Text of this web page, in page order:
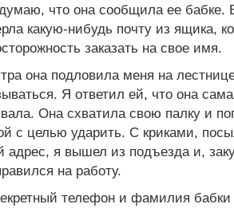
что она сообщила ее бабке.
какую-нибудь почту из ящика,
заказать на свое имя.
она подловила меня на
Я ответил ей, что она
Она схватила свою палку и
с целью ударить. С криками,
адрес, я вышел из подъезда и,
на работу.
телефон и фамилия